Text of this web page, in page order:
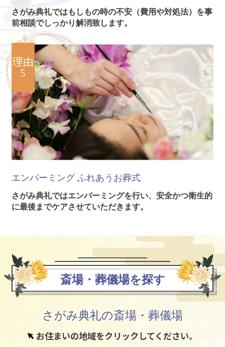
さがみ典礼ではもしもの時の不安（費用や対処法）を事
前相談でしっかり解消致します。
理由
5
エンバーミング ふれあうお葬式
さがみ典礼ではエンバーミングを行い、安全かつ衛生的
に最後までケアさせていただきます。
斎場・葬儀場を探す
さがみ典礼の斎場・葬儀場
お住まいの地域をクリックしてください。